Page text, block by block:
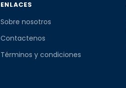
ENLACES
Sobre nosotros
Contactenos
Términos y condiciones